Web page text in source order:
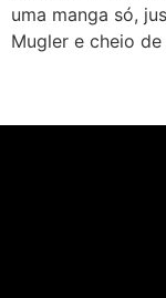
uma manga só,
Mugler e cheio